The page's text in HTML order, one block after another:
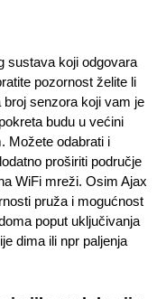
sustava koji odgovara
pozornost želite li
senzora koji vam je
budu u većini
Možete odabrati i
proširiti područje
WiFi mreži. Osim Ajax
pruža i mogućnost
poput uključivanja
dima ili npr paljenja